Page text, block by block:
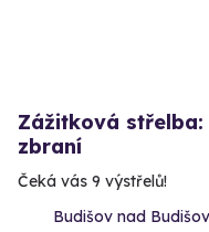
Zážitková
zbraní
Čeká vás 9 výstřelů!
Budišov nad